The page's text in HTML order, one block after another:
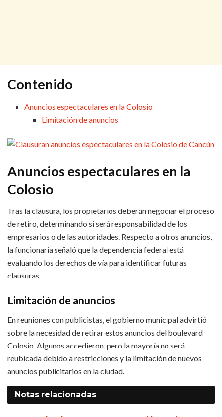
Contenido
Anuncios espectaculares en la Colosio
Limitación de anuncios
Anuncios espectaculares en la
Colosio
Tras la clausura, los propietarios deberán negociar el proceso
de retiro, determinando si será responsabilidad de los
empresarios o de las autoridades. Respecto a otros anuncios,
la funcionaria señaló que la dependencia federal está
evaluando los derechos de vía para identificar futuras
clausuras.
Limitación de anuncios
En reuniones con publicistas, el gobierno municipal advirtió
sobre la necesidad de retirar estos anuncios del boulevard
Colosio. Algunos accedieron, pero la mayoría no será
reubicada debido a restricciones y la limitación de nuevos
anuncios publicitarios en la ciudad.
Notas relacionadas